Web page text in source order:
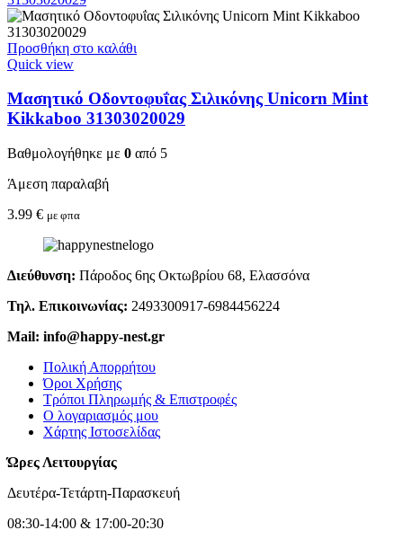
Προσθήκη στο καλάθι
Quick view
Μασητικό Οδοντοφυΐας Σιλικόνης Unicorn Mint
Kikkaboo 31303020029
Βαθμολογήθηκε με 0 από 5
Άμεση παραλαβή
3.99 € με φπα
Διεύθυνση: Πάροδος 6ης Οκτωβρίου 68, Ελασσόνα
Τηλ. Επικοινωνίας: 2493300917-6984456224
Mail: info@happy-nest.gr
Πολική Απορρήτου
Όροι Χρήσης
Τρόποι Πληρωμής & Επιστροφές
Ο λογαριασμός μου
Χάρτης Ιστοσελίδας
Ώρες Λειτουργίας
Δευτέρα-Τετάρτη-Παρασκευή
08:30-14:00 & 17:00-20:30